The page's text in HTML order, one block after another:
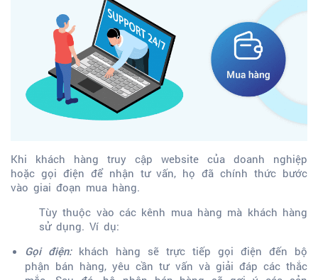
Khi khách hàng truy cập website của doanh nghiệp
hoặc gọi điện để nhận tư vấn, họ đã chính thức bước
vào giai đoạn mua hàng.
Tùy thuộc vào các kênh mua hàng mà khách hàng
sử dụng. Ví dụ:
Gọi điện:khách hàng sẽ trực tiếp gọi điện đến bộ
phận bán hàng, yêu cần tư vấn và giải đáp các thắc